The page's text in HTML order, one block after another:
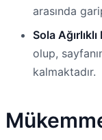
arasında
Sola
olup,
kalmaktadır.